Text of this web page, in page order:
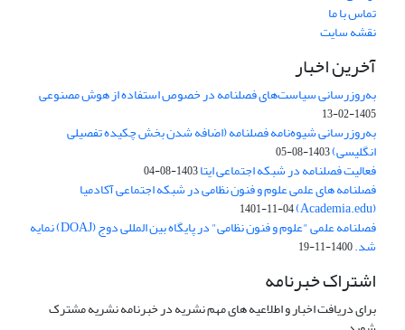
تماس با ما
نقشه سایت
آخرین اخبار
به‌روزرسانی سیاست‌های فصلنامه در خصوص استفاده از هوش مصنوعی
1405-02-13
به‌روزرسانی شیوه‌نامه فصلنامه (اضافه شدن بخش چکیده تفصیلی
انگلیسی)1403-08-05
فعالیت فصلنامه در شبکه اجتماعی ایتا1403-08-04
فصلنامه های علمی علوم و فنون نظامی در شبکه اجتماعی آکادمیا
(Academia.edu)
1401-11-04
فصلنامه علمی "علوم و فنون نظامی" در پایگاه بین المللی دوج (DOAJ) نمایه
شد.1400-11-19
اشتراک خبرنامه
برای دریافت اخبار و اطلاعیه های مهم نشریه در خبرنامه نشریه مشترک